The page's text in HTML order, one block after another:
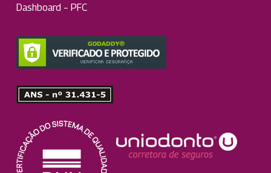
Dashboard – PFC